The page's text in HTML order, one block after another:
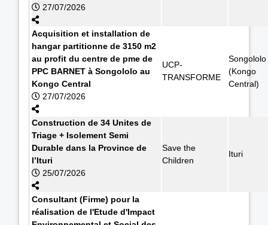
27/07/2026
Acquisition et installation de
hangar partitionne de 3150 m2
au profit du centre de pme de
PPC BARNET à Songololo au
Kongo Central
27/07/2026
UCP-
TRANSFORME
Songololo
(Kongo
Central)
Construction de 34 Unites de
Triage + Isolement Semi
Durable dans la Province de
l’Ituri
25/07/2026
Save the
Children
Ituri
Consultant (Firme) pour la
réalisation de l'Etude d'Impact